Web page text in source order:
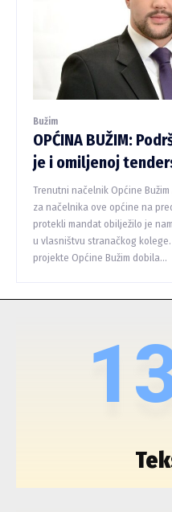
Bužim
OPĆINA BUŽIM:
je i omiljenoj
Trenutni načelnik Općine
za načelnika ove općine na
protekli mandat obilježilo je
u vlasništvu stranačkog
projekte Općine Bužim dobila...